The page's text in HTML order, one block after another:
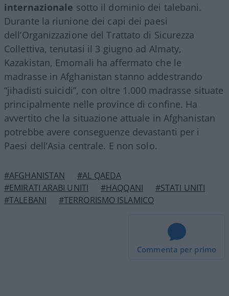
internazionale sotto il dominio dei talebani.
Durante la riunione dei capi dei paesi
dell’Organizzazione del Trattato di Sicurezza
Collettiva, tenutasi il 3 giugno ad Almaty,
Kazakistan, Emomali ha affermato che le
madrasse in Afghanistan stanno addestrando
“jihadisti suicidi”, con oltre 1.000 madrasse situate
principalmente nelle province di confine. Ha
avvertito che la situazione attuale in Afghanistan
potrebbe avere conseguenze devastanti per i
Paesi dell’Asia centrale. E non solo.
#AFGHANISTAN
#AL QAEDA
#EMIRATI ARABI UNITI
#HAQQANI
#STATI UNITI
#TALEBANI
#TERRORISMO ISLAMICO
Commenta per primo